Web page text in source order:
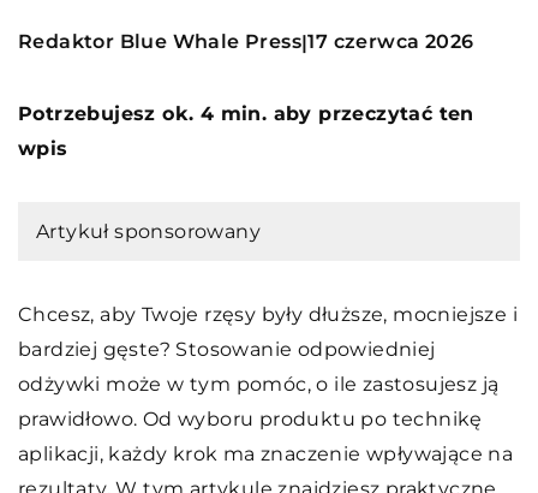
Redaktor Blue Whale Press|17 czerwca 2026
Potrzebujesz ok. 4 min. aby przeczytać ten
wpis
Artykuł sponsorowany
Chcesz, aby Twoje rzęsy były dłuższe, mocniejsze i
bardziej gęste? Stosowanie odpowiedniej
odżywki może w tym pomóc, o ile zastosujesz ją
prawidłowo. Od wyboru produktu po technikę
aplikacji, każdy krok ma znaczenie wpływające na
rezultaty. W tym artykule znajdziesz praktyczne